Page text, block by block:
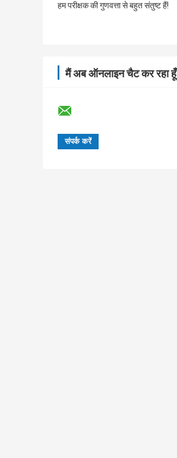
हम परीक्षक की गुणवत्ता से बहुत संतुष्ट हैं!
मैं अब ऑनलाइन चैट कर रहा हूँ